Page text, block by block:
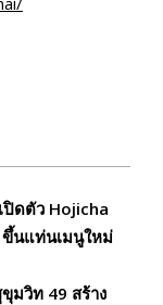
ปิดตัว Hojicha
นแท่นเมนูใหม่
มวิท 49 สร้าง